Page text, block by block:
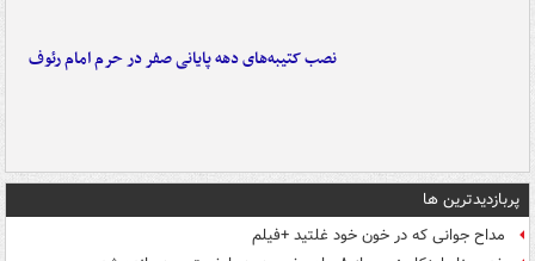
نصب کتیبه‌های دهه پایانی صفر در حرم امام رئوف
پربازدیدترین ها
مداح جوانی که در خون خود غلتید +فیلم